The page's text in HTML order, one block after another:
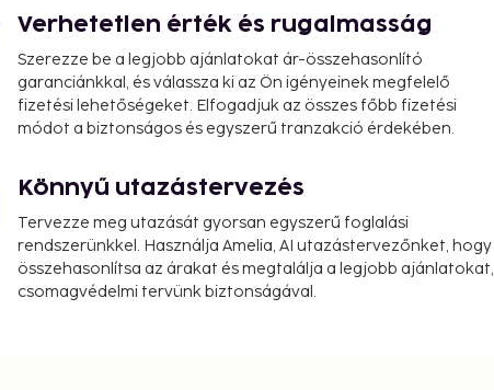
- 1.1 km / 0.7 mi
/ 0.7 mi
1.1 km / 0.7 mi
- 1.2 km / 0.7 mi
- 1.3 km / 0.8 mi
are:
- 16.2 km / 10.1 mi
- 18.5 km / 11.5 mi
Airport (EWR) - 26.8 km / 16.6 mi
Airport (JFK) - 28 km / 17.4 mi
Verhetetlen érték és rugalmasság
Szerezze be a legjobb ajánlatokat ár-összehasonlító
garanciánkkal, és válassza ki az Ön igényeinek megfelelő
fizetési lehetőségeket. Elfogadjuk az összes főbb fizetési
módot a biztonságos és egyszerű tranzakció érdekében.
Könnyű utazástervezés
Tervezze meg utazását gyorsan egyszerű foglalási
rendszerünkkel. Használja Amelia, AI utazástervezőnket, hogy
összehasonlítsa az árakat és megtalálja a legjobb ajánlatokat,
csomagvédelmi tervünk biztonságával.